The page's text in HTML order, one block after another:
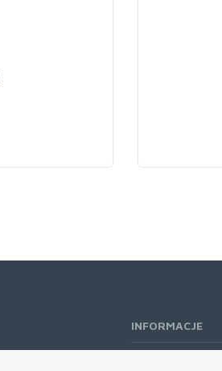
INFORMACJE